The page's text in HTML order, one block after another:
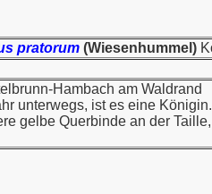
pratorum(Wiesenhummel)
Hambach am Waldrand
unterwegs, ist es eine
gelbe Querbinde an der